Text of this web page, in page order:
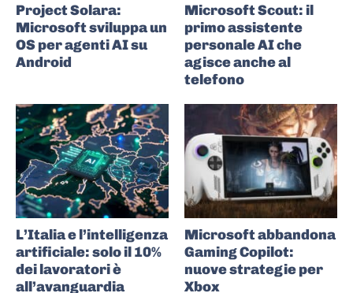
Project Solara:
Microsoft sviluppa un
OS per agenti AI su
Android
Microsoft Scout: il
primo assistente
personale AI che
agisce anche al
telefono
L’Italia e l’intelligenza
artificiale: solo il 10%
dei lavoratori è
all’avanguardia
Microsoft abbandona
Gaming Copilot:
nuove strategie per
Xbox